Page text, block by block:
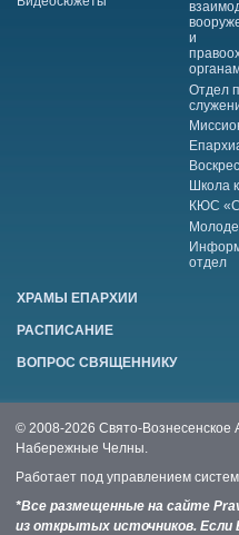
и
Отдел
Школа
КЮС
отдел
ХРАМЫ ЕПАРХИИ
РАСПИСАНИЕ
ВОПРОС СВЯЩЕННИКУ
© 2008-2026 Свято-Вознесенское
Набережные Челны.
Работает под управлением
*Все размещенные на сайте
из открытых источников.